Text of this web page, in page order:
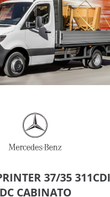
37/35
DC CABINATO